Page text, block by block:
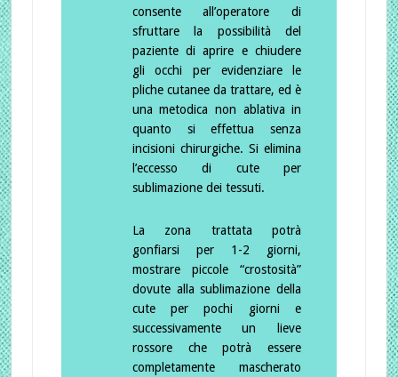
consente all’operatore di
sfruttare la possibilità del
paziente di aprire e chiudere
gli occhi per evidenziare le
pliche cutanee da trattare, ed è
una metodica non ablativa in
quanto si effettua senza
incisioni chirurgiche. Si elimina
l’eccesso di cute per
sublimazione dei tessuti.
La zona trattata potrà
gonfiarsi per 1-2 giorni,
mostrare piccole “crostosità”
dovute alla sublimazione della
cute per pochi giorni e
successivamente un lieve
rossore che potrà essere
completamente mascherato